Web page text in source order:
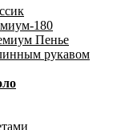
180
Пенье
рукавом